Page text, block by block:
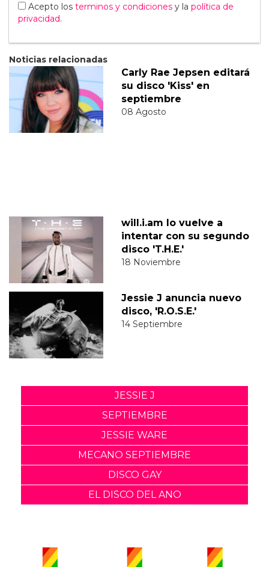
Acepto los terminos y condiciones y la política de
privacidad.
Noticias relacionadas
Carly Rae Jepsen editará
su disco 'Kiss' en
septiembre
08 Agosto
will.i.am lo vuelve a
intentar con su segundo
disco 'T.H.E.'
18 Noviembre
Jessie J anuncia nuevo
disco, 'R.O.S.E.'
14 Septiembre
JESSIE J
SEPTIEMBRE
JESSIE WARE
MECANO SEPTIEMBRE
DISCO GAY
EL DISCO DEL ANO